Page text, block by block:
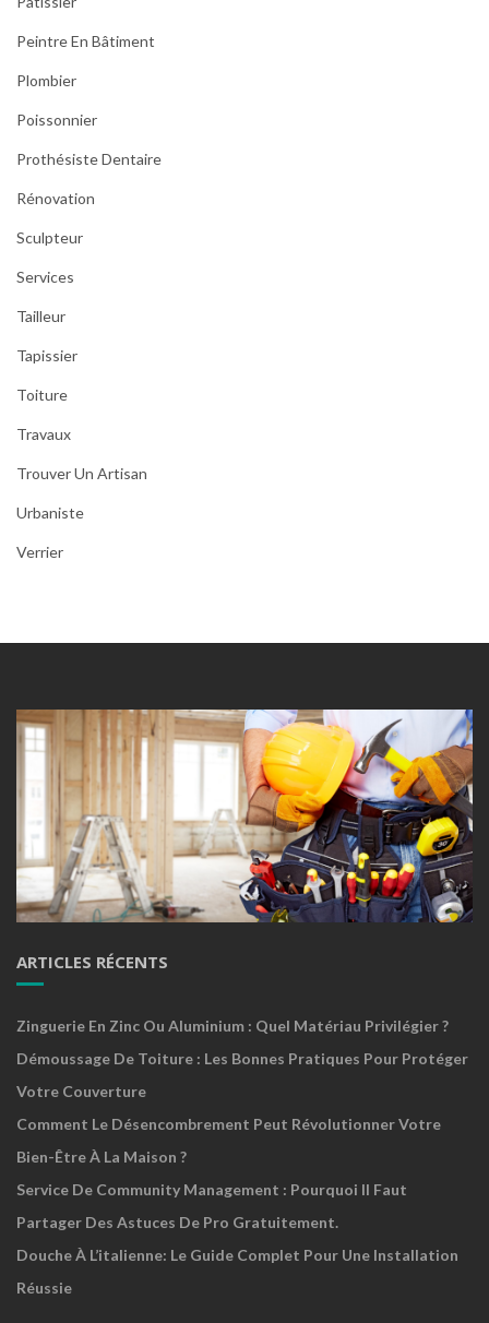
Peintre En Bâtiment
Plombier
Poissonnier
Prothésiste Dentaire
Rénovation
Sculpteur
Services
Tailleur
Tapissier
Toiture
Travaux
Trouver Un Artisan
Urbaniste
Verrier
ARTICLES RÉCENTS
Zinguerie En Zinc Ou Aluminium : Quel Matériau Privilégier ?
Démoussage De Toiture : Les Bonnes Pratiques Pour Protéger
Votre Couverture
Comment Le Désencombrement Peut Révolutionner Votre
Bien-Être À La Maison ?
Service De Community Management : Pourquoi Il Faut
Partager Des Astuces De Pro Gratuitement.
Douche À L’italienne: Le Guide Complet Pour Une Installation
Réussie